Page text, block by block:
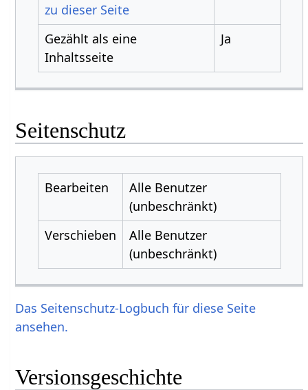
zu dieser Seite
Gezählt als eine
Inhaltsseite
Ja
Seitenschutz
Bearbeiten
Alle Benutzer
(unbeschränkt)
Verschieben
Alle Benutzer
(unbeschränkt)
Das Seitenschutz-Logbuch für diese Seite
ansehen.
Versionsgeschichte